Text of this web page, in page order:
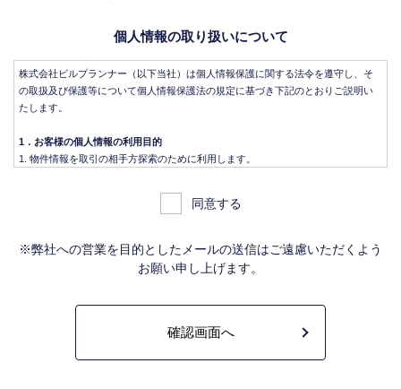
個人情報の取り扱いについて
株式会社ビルプランナー（以下当社）は個人情報保護に関する法令を遵守し、そ
の取扱及び保護等について個人情報保護法の規定に基づき下記のとおりご説明い
たします。
1．お客様の個人情報の利用目的
物件情報を取引の相手方探索のために利用します。
物件情報を、取引の相手方探索のため指定流通機構の物件検索システム（レイ
ンズ）に登録する場合があります。なお契約後、指定流通機構（宅地建物取引
報は、成約した物件の、物件概要、契約年月日、成約価格などの情報で、氏名
は含みません。）を提供します。指定流通機構は、物件情報及び成約情報を指
定流通機構の会員たる宅地建物取引業者や公的な団体に電子データや紙媒体で
不動産の売買契約又は賃貸契約の相手方を探索すること、及び売買、賃貸借、
同意する
※弊社への営業を目的としたメールの送信はご遠慮いただくよう
お願い申し上げます。